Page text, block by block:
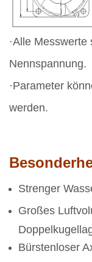
·Alle
Nennspannung.
·Parameter
werden.
Strenger
Großes
Bürstenloser